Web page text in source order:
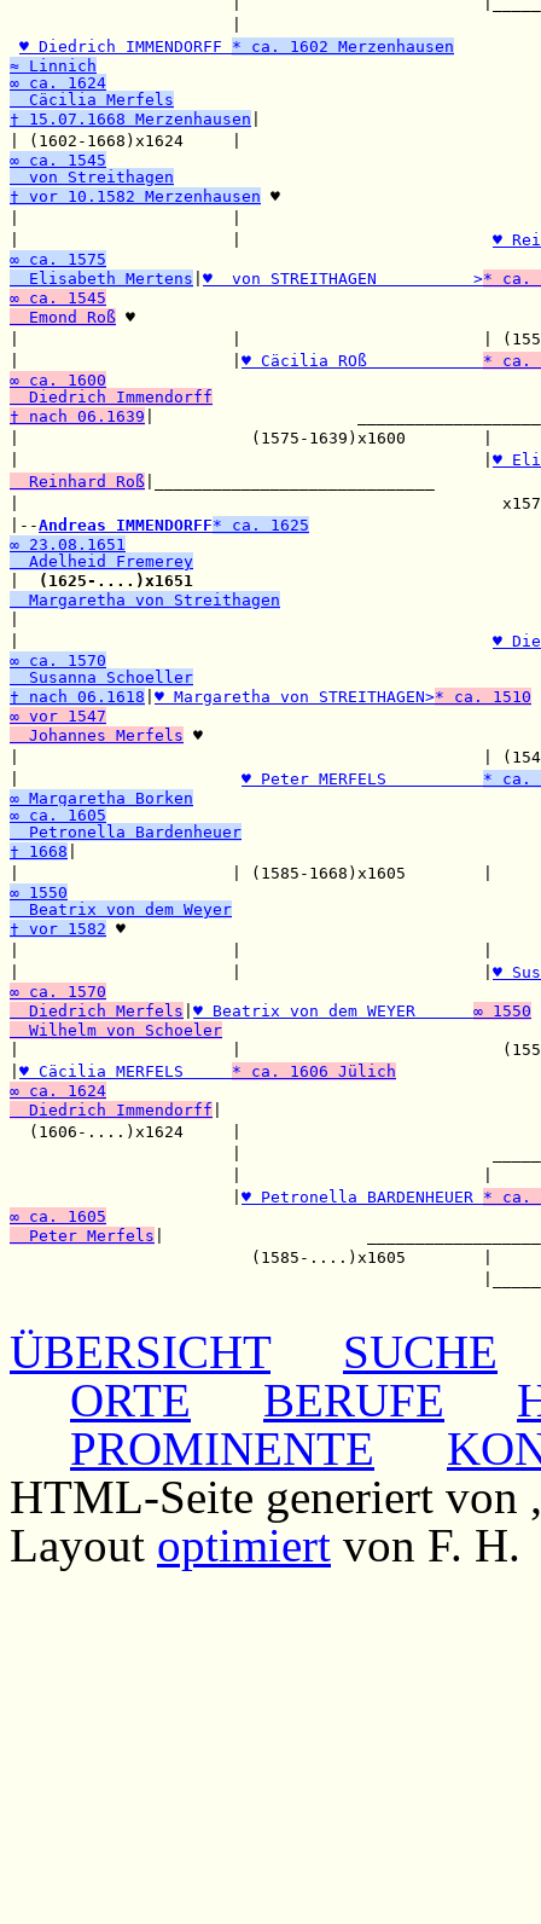
♥ Diedrich IMMENDORFF * ca. 1602 Merzenhausen
≈ Linnich
∞ ca. 1624
Cäcilia Merfels
† 15.07.1668 Merzenhausen
| (1602-
∞ ca. 1545
von Streithagen
† vor 10.1582 Merzenhausen ♥
♥
∞ ca. 1575
Elisabeth Mertens ♥  von STREITHAGEN          >* ca.
∞ ca. 1545
Emond Roß ♥
|                      |                         |
♥ Cäcilia ROß * ca.
∞ ca. 1600
Diedrich Immendorff
† nach 06.1639
|                        (1575-
♥
Reinhard Roß
|
|--Andreas IMMENDORFF* ca. 1625
∞ 23.08.1651
Adelheid Fremerey
(1625-....)x1651
Margaretha von Streithagen
♥
∞ ca. 1570
Susanna Schoeller
† nach 06.1618 ♥ Margaretha von STREITHAGEN>* ca. 1510
∞ vor 1547
Johannes Merfels ♥
|                                                |
♥ Peter MERFELS * ca.
∞ Margaretha Borken
∞ ca. 1605
Petronella Bardenheuer
† 1668
|                      | (1585-
∞ 1550
Beatrix von dem Weyer
† vor 1582 ♥
♥
∞ ca. 1570
Diedrich Merfels ♥ Beatrix von dem WEYER ∞ 1550
Wilhelm von Schoeler
|                      |
♥ Cäcilia MERFELS * ca. 1606 Jülich
∞ ca. 1624
Diedrich Immendorff
(1606-....)x1624     |
♥ Petronella BARDENHEUER * ca.
∞ ca. 1605
Peter Merfels
(1585-
ÜBERSICHT
SUCHE
ORTE
BERUFE
PROMINENTE
HTML-Seite generiert von
Layout optimiert von F. H.